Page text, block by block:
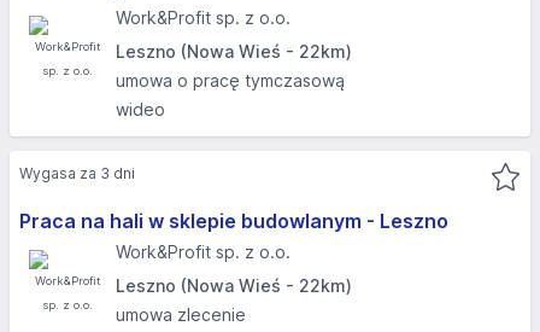
Work&Profit sp. z o.o.
Leszno (Nowa Wieś - 22km)
umowa o pracę tymczasową
wideo
Praca na hali w sklepie budowlanym - Leszno
Work&Profit sp. z o.o.
Leszno (Nowa Wieś - 22km)
umowa zlecenie
Wygasa za 3 dni